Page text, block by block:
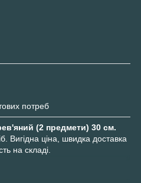
потреб
(2 предмети) 30 см.
Вигідна ціна, швидка доставка
на складі.